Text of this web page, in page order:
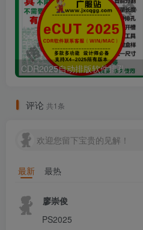
CDR2025自动排版软件排孔插件ecut省料LED冲孔字解决提示升级问题
评论 共1条
欢迎您留下宝贵的见解！
最新 最热
廖崇俊
PS2025